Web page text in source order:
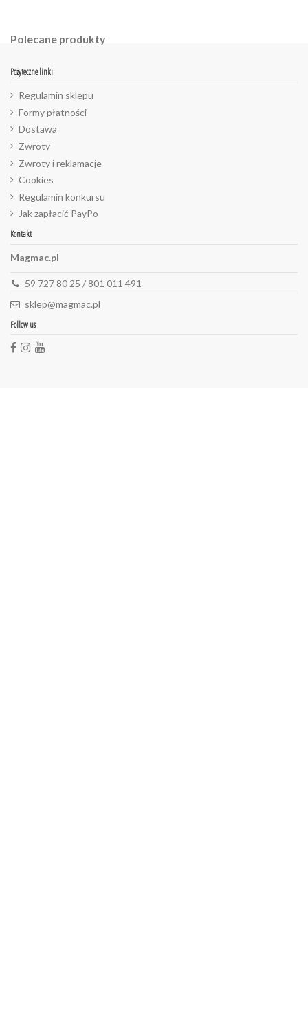
Polecane produkty
Pożyteczne linki
Regulamin sklepu
Formy płatności
Dostawa
Zwroty
Zwroty i reklamacje
Cookies
Regulamin konkursu
Jak zapłacić PayPo
Kontakt
Magmac.pl
59 727 80 25 / 801 011 491
sklep@magmac.pl
Follow us